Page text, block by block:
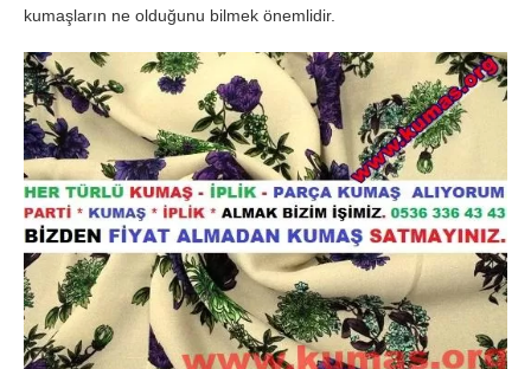
kumaşların ne olduğunu bilmek önemlidir.